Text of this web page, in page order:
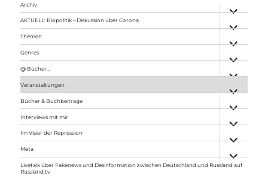
Archiv
anzeigen
AKTUELL: Biopolitik – Diskussion über Corona
anzeigen
Themen
anzeigen
Genres
anzeigen
@ Bücher…
Veranstaltungen
anzeigen
Bücher & Buchbeiträge
anzeigen
Interviews mit mir
anzeigen
Im Visier der Repression
anzeigen
Meta
anzeigen
Livetalk über Fakenews und Desinformation zwischen Deutschland und Russland auf
Russland.tv